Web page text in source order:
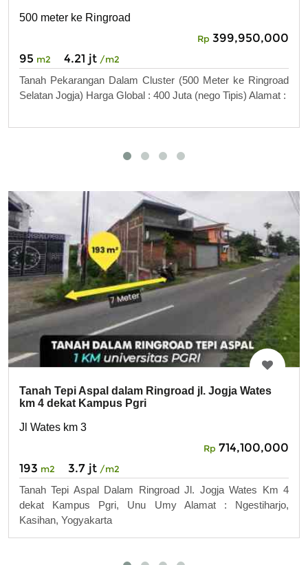
500 meter ke Ringroad
Rp 399,950,000
95 m2 4.21 jt /m2
Tanah Pekarangan Dalam Cluster (500 Meter ke Ringroad
Selatan Jogja) Harga Global : 400 Juta (nego Tipis) Alamat :
Tanah Tepi Aspal dalam Ringroad jl. Jogja Wates
km 4 dekat Kampus Pgri
Jl Wates km 3
Rp 714,100,000
193 m2 3.7 jt /m2
Tanah Tepi Aspal Dalam Ringroad Jl. Jogja Wates Km 4
dekat Kampus Pgri, Unu Umy Alamat : Ngestiharjo,
Kasihan, Yogyakarta